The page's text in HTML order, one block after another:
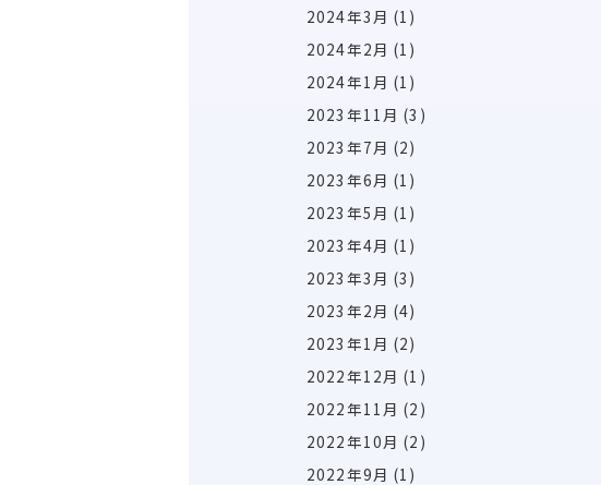
2024年3月 (1)
2024年2月 (1)
2024年1月 (1)
2023年11月 (3)
2023年7月 (2)
2023年6月 (1)
2023年5月 (1)
2023年4月 (1)
2023年3月 (3)
2023年2月 (4)
2023年1月 (2)
2022年12月 (1)
2022年11月 (2)
2022年10月 (2)
2022年9月 (1)